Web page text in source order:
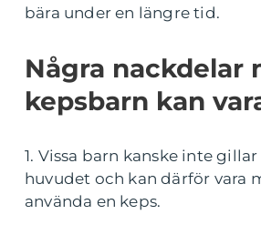
bära under en längre tid.
Några nackdelar
kepsbarn kan
1. Vissa barn kanske inte
huvudet och kan därför vara
använda en keps.